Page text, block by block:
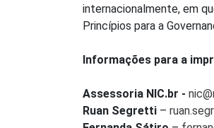
internacionalmente, em
Princípios para a
Informações para a
Assessoria NIC.br -
Ruan Segretti –